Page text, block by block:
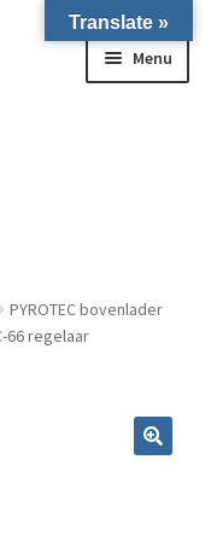
Menu
PYROTEC bovenlader
66 regelaar
Translate »